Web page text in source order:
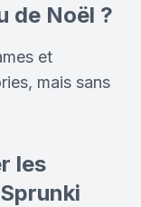
de Noël ?
et
mais sans
les